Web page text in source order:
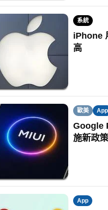
系統
iPhone
高
歐美 App
Google
施新政策
App